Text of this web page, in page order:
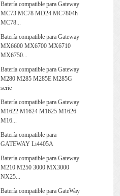
Batería compatible para Gateway
MC73 MC78 MD24 MC7804h
MC78...
Batería compatible para Gateway
MX6600 MX6700 MX6710
MX6750...
Batería compatible para Gateway
M280 M285 M285E M285G
serie
Batería compatible para Gateway
M1622 M1624 M1625 M1626
M16...
Batería compatible para
GATEWAY Li4405A
Batería compatible para Gateway
M210 M250 3000 MX3000
NX25...
Batería compatible para GateWay